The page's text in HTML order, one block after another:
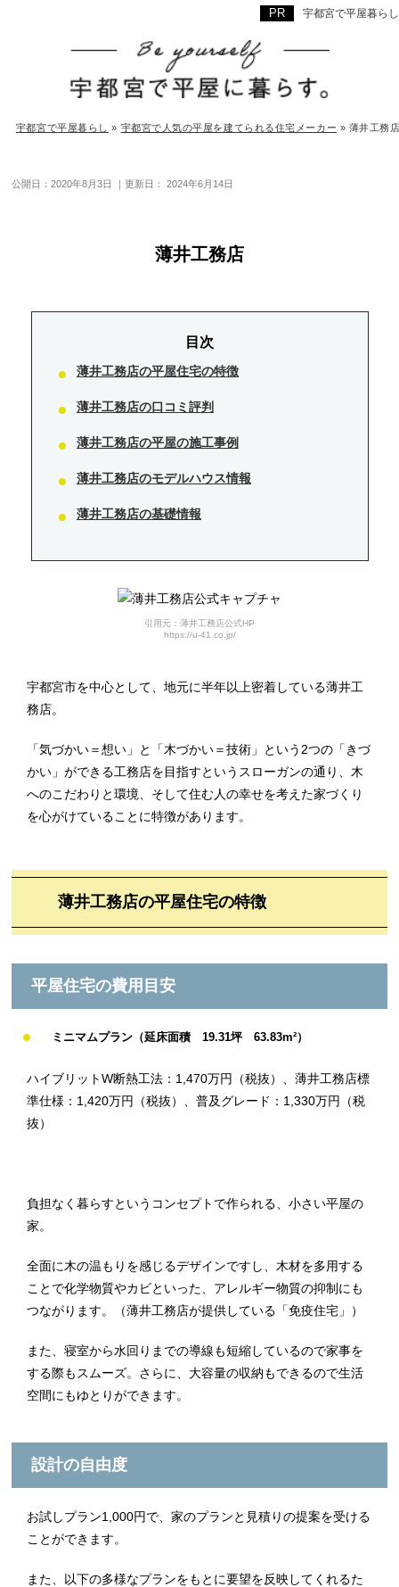
宇都宮で平屋暮らし
宇都宮で平屋暮らし » 宇都宮で人気の平屋を建てられる住宅メーカー » 薄井工務
公開日：2020年8月3日 ｜更新日：2024年6月14日
薄井工務店
薄井工務店の平屋住宅の特徴
薄井工務店の口コミ評判
薄井工務店の平屋の施工事例
薄井工務店のモデルハウス情報
薄井工務店の基礎情報
引用元：薄井工務店公式HP
https://u-41.co.jp/
宇都宮市を中心として、地元に半年以上密着している薄井工
務店。
「気づかい＝想い」と「木づかい＝技術」という2つの「きづ
かい」ができる工務店を目指すというスローガンの通り、木
へのこだわりと環境、そして住む人の幸せを考えた家づくり
を心がけていることに特徴があります。
薄井工務店の平屋住宅の特徴
平屋住宅の費用目安
ミニマムプラン（延床面積 19.31坪 63.83m²）
ハイブリットW断熱工法：1,470万円（税抜）、薄井工務店標
準仕様：1,420万円（税抜）、普及グレード：1,330万円（税
抜）
負担なく暮らすというコンセプトで作られる、小さい平屋の
家。
全面に木の温もりを感じるデザインですし、木材を多用する
ことで化学物質やカビといった、アレルギー物質の抑制にも
つながります。（薄井工務店が提供している「免疫住宅」）
また、寝室から水回りまでの導線も短縮しているので家事を
する際もスムーズ。さらに、大容量の収納もできるので生活
空間にもゆとりができます。
設計の自由度
お試しプラン1,000円で、家のプランと見積りの提案を受ける
ことができます。
また、以下の多様なプランをもとに要望を反映してくれるた